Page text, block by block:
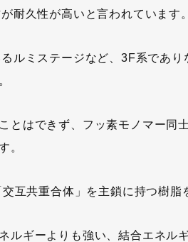
耐久性が高いと言われています。
ルミステージなど、3F系であ
とはできず、フッ素モノマー同
。
互共重合体」を主鎖に持つ樹脂
ルギーよりも強い、結合エネル